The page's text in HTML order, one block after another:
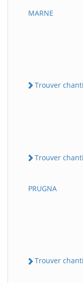
MARNE
Trouver
Trouver
PRUGNA
Trouver